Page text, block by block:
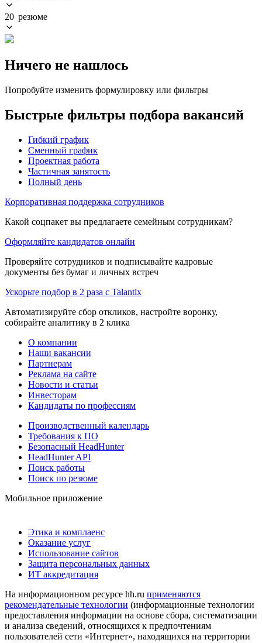
20 резюме
Ничего не нашлось
Попробуйте изменить формулировку или фильтры
Быстрые фильтры подбора вакансий
Гибкий график
Сменный график
Проектная работа
Частичная занятость
Полный день
Корпоративная поддержка сотрудников
Какой соцпакет вы предлагаете семейным сотрудникам?
Оформляйте кандидатов онлайн
Проверяйте сотрудников и подписывайте кадровые
документы без бумаг и личных встреч
Ускорьте подбор в 2 раза с Talantix
Автоматизируйте сбор откликов, настройте воронку,
собирайте аналитику в 2 клика
О компании
Наши вакансии
Партнерам
Реклама на сайте
Новости и статьи
Инвесторам
Кандидаты по профессиям
Производственный календарь
Требования к ПО
Безопасный HeadHunter
HeadHunter API
Поиск работы
Поиск по резюме
Мобильное приложение
Этика и комплаенс
Оказание услуг
Использование сайтов
Защита персональных данных
ИТ аккредитация
На информационном ресурсе hh.ru применяются
рекомендательные технологии (информационные технологии
предоставления информации на основе сбора, систематизации
и анализа сведений, относящихся к предпочтениям
пользователей сети «Интернет», находящихся на территории